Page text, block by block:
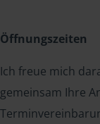
Öffnungszeiten
Ich freue mich
gemeinsam Ihre